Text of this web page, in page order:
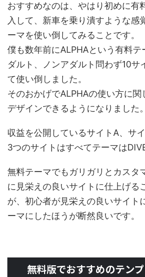
おすすめなのは、やはり初めに有
入して、新車を乗り潰すような感
ーマを使い倒してみることです。
僕も数年前にALPHAという有料テ
ダルト、ノンアダルト問わず10サ
て使い倒しました。
そのおかげでALPHAの使い方に関
デザインできるようになりました。
収益を公開しているサイトA、サ
3つのサイトはすべてテーマは
無料テーマでもガリガリとカスタ
に見栄えの良いサイトに仕上げる
が、初心者が見栄えの良いサイト
ーマにしたほうが断然良いです。
無料版でおすすめのテン